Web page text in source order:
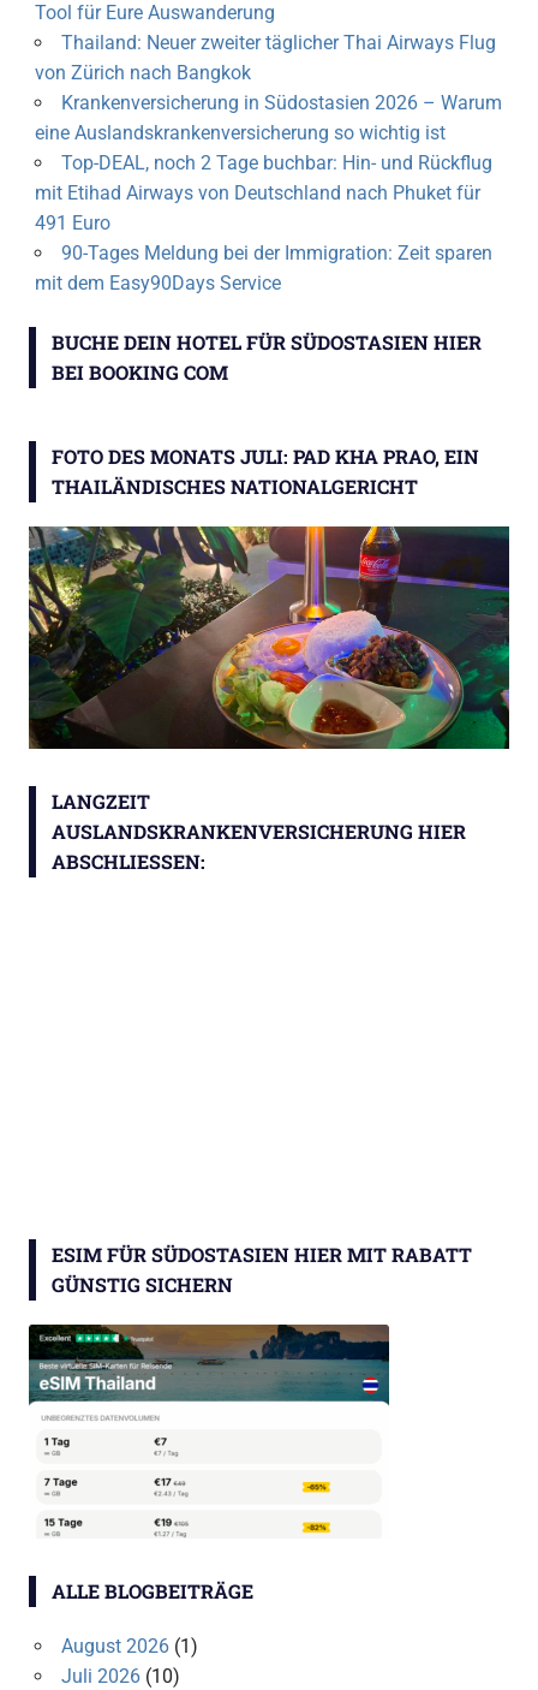
Tool für Eure Auswanderung
Thailand: Neuer zweiter täglicher Thai Airways Flug
von Zürich nach Bangkok
Krankenversicherung in Südostasien 2026 – Warum
eine Auslandskrankenversicherung so wichtig ist
Top-DEAL, noch 2 Tage buchbar: Hin- und Rückflug
mit Etihad Airways von Deutschland nach Phuket für
491 Euro
90-Tages Meldung bei der Immigration: Zeit sparen
mit dem Easy90Days Service
BUCHE DEIN HOTEL FÜR SÜDOSTASIEN HIER
BEI BOOKING COM
FOTO DES MONATS JULI: PAD KHA PRAO, EIN
THAILÄNDISCHES NATIONALGERICHT
LANGZEIT
AUSLANDSKRANKENVERSICHERUNG HIER
ABSCHLIESSEN:
ESIM FÜR SÜDOSTASIEN HIER MIT RABATT
GÜNSTIG SICHERN
ALLE BLOGBEITRÄGE
August 2026(1)
Juli 2026(10)